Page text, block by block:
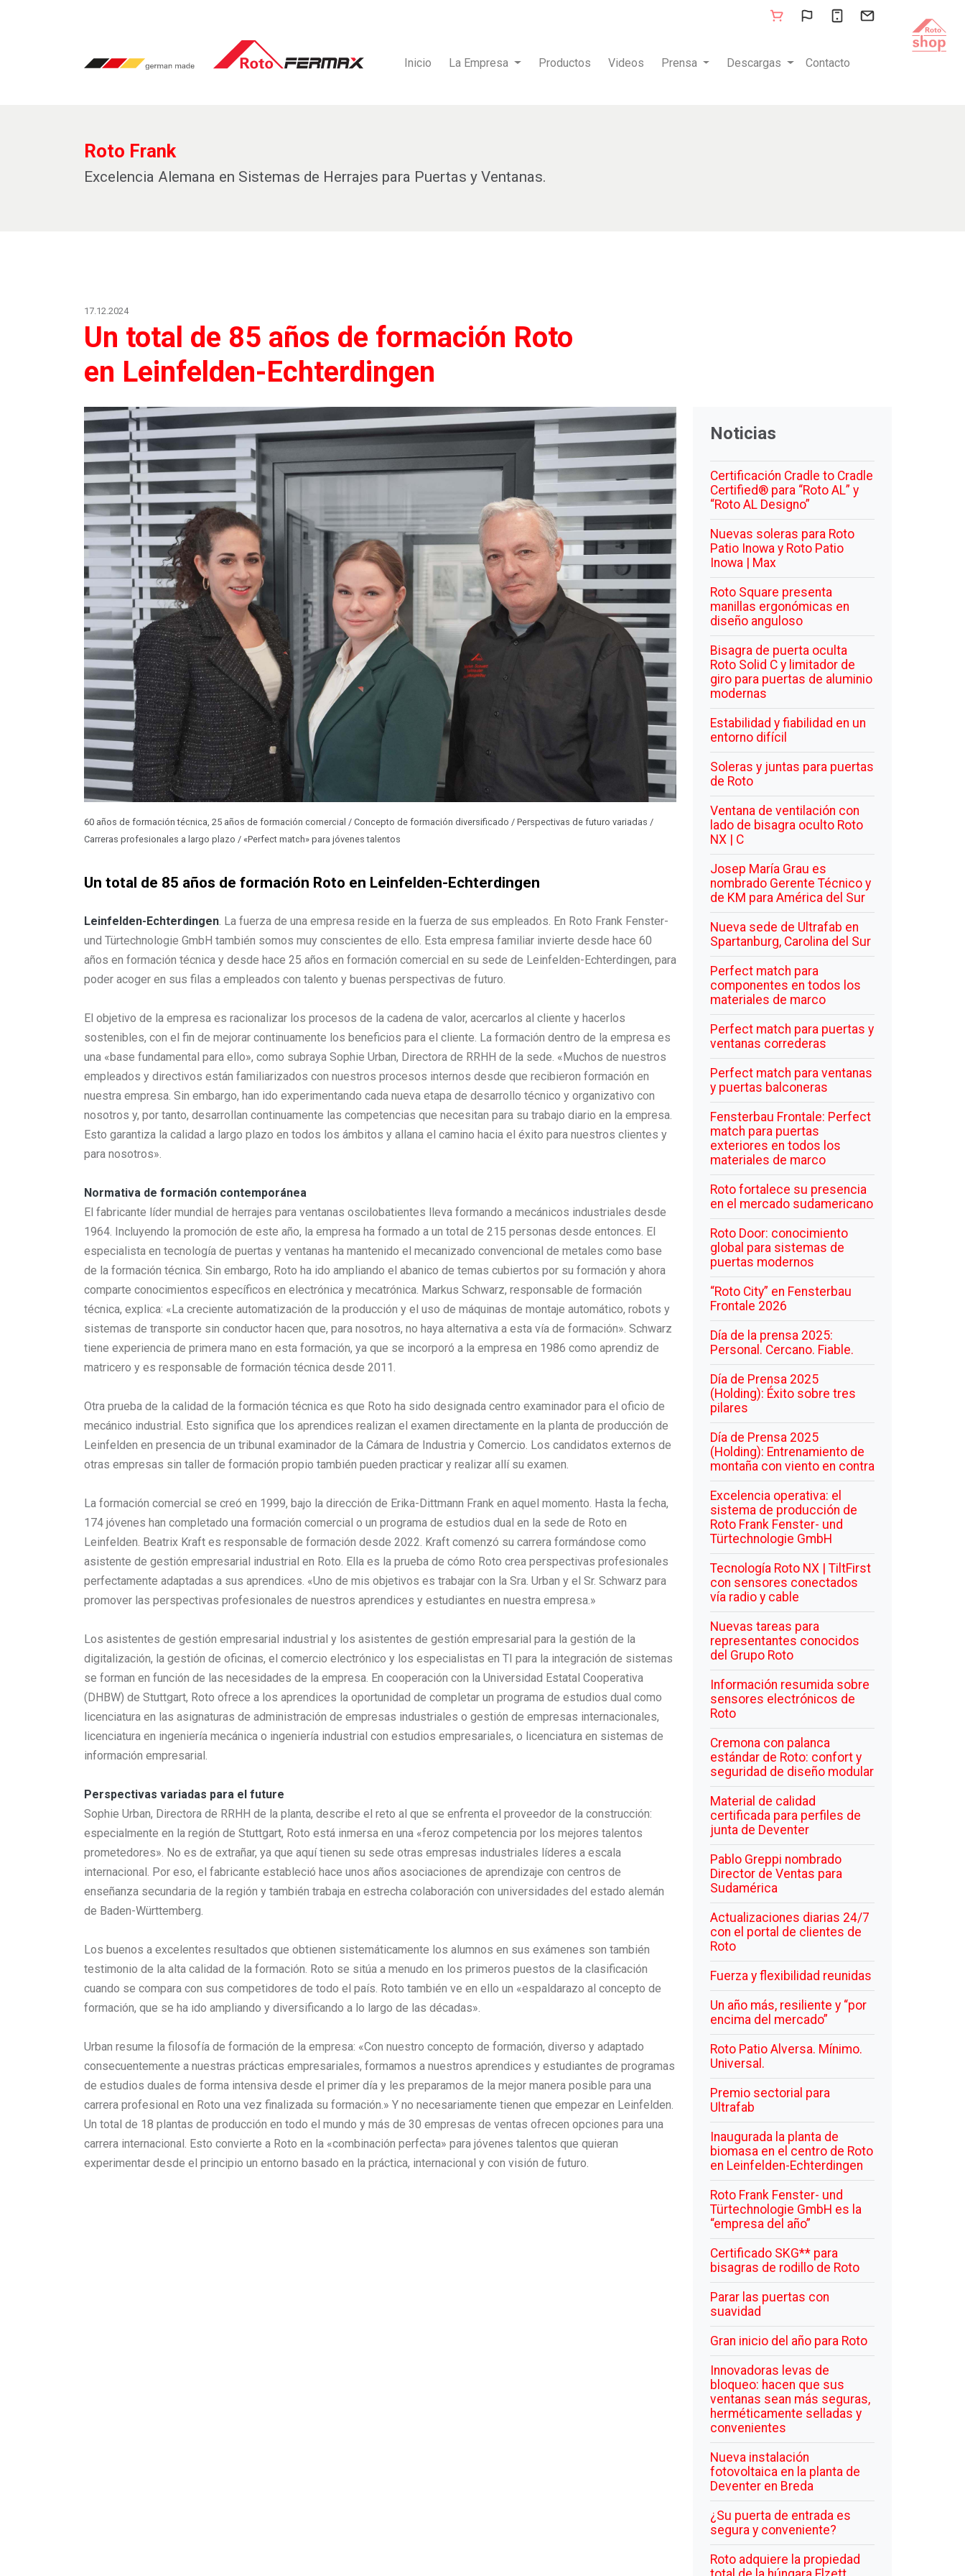
Inicio La Empresa Productos Videos Prensa Descargas Contacto
Roto Frank
Excelencia Alemana en Sistemas de Herrajes para Puertas y Ventanas.
17.12.2024
Un total de 85 años de formación Roto
en Leinfelden-Echterdingen
60 años de formación técnica, 25 años de formación comercial / Concepto de formación diversificado / Perspectivas de futuro variadas /
Carreras profesionales a largo plazo / «Perfect match» para jóvenes talentos
Un total de 85 años de formación Roto en Leinfelden-Echterdingen
Leinfelden-Echterdingen. La fuerza de una empresa reside en la fuerza de sus empleados. En Roto Frank Fenster-
und Türtechnologie GmbH también somos muy conscientes de ello. Esta empresa familiar invierte desde hace 60
años en formación técnica y desde hace 25 años en formación comercial en su sede de Leinfelden-Echterdingen, para
poder acoger en sus filas a empleados con talento y buenas perspectivas de futuro.
El objetivo de la empresa es racionalizar los procesos de la cadena de valor, acercarlos al cliente y hacerlos
sostenibles, con el fin de mejorar continuamente los beneficios para el cliente. La formación dentro de la empresa es
una «base fundamental para ello», como subraya Sophie Urban, Directora de RRHH de la sede. «Muchos de nuestros
empleados y directivos están familiarizados con nuestros procesos internos desde que recibieron formación en
nuestra empresa. Sin embargo, han ido experimentando cada nueva etapa de desarrollo técnico y organizativo con
nosotros y, por tanto, desarrollan continuamente las competencias que necesitan para su trabajo diario en la empresa.
Esto garantiza la calidad a largo plazo en todos los ámbitos y allana el camino hacia el éxito para nuestros clientes y
para nosotros».
Normativa de formación contemporánea
El fabricante líder mundial de herrajes para ventanas oscilobatientes lleva formando a mecánicos industriales desde
1964. Incluyendo la promoción de este año, la empresa ha formado a un total de 215 personas desde entonces. El
especialista en tecnología de puertas y ventanas ha mantenido el mecanizado convencional de metales como base
de la formación técnica. Sin embargo, Roto ha ido ampliando el abanico de temas cubiertos por su formación y ahora
comparte conocimientos específicos en electrónica y mecatrónica. Markus Schwarz, responsable de formación
técnica, explica: «La creciente automatización de la producción y el uso de máquinas de montaje automático, robots y
sistemas de transporte sin conductor hacen que, para nosotros, no haya alternativa a esta vía de formación». Schwarz
tiene experiencia de primera mano en esta formación, ya que se incorporó a la empresa en 1986 como aprendiz de
matricero y es responsable de formación técnica desde 2011.
Otra prueba de la calidad de la formación técnica es que Roto ha sido designada centro examinador para el oficio de
mecánico industrial. Esto significa que los aprendices realizan el examen directamente en la planta de producción de
Leinfelden en presencia de un tribunal examinador de la Cámara de Industria y Comercio. Los candidatos externos de
otras empresas sin taller de formación propio también pueden practicar y realizar allí su examen.
La formación comercial se creó en 1999, bajo la dirección de Erika-Dittmann Frank en aquel momento. Hasta la fecha,
174 jóvenes han completado una formación comercial o un programa de estudios dual en la sede de Roto en
Leinfelden. Beatrix Kraft es responsable de formación desde 2022. Kraft comenzó su carrera formándose como
asistente de gestión empresarial industrial en Roto. Ella es la prueba de cómo Roto crea perspectivas profesionales
perfectamente adaptadas a sus aprendices. «Uno de mis objetivos es trabajar con la Sra. Urban y el Sr. Schwarz para
promover las perspectivas profesionales de nuestros aprendices y estudiantes en nuestra empresa.»
Los asistentes de gestión empresarial industrial y los asistentes de gestión empresarial para la gestión de la
digitalización, la gestión de oficinas, el comercio electrónico y los especialistas en TI para la integración de sistemas
se forman en función de las necesidades de la empresa. En cooperación con la Universidad Estatal Cooperativa
(DHBW) de Stuttgart, Roto ofrece a los aprendices la oportunidad de completar un programa de estudios dual como
licenciatura en las asignaturas de administración de empresas industriales o gestión de empresas internacionales,
licenciatura en ingeniería mecánica o ingeniería industrial con estudios empresariales, o licenciatura en sistemas de
información empresarial.
Perspectivas variadas para el future
Sophie Urban, Directora de RRHH de la planta, describe el reto al que se enfrenta el proveedor de la construcción:
especialmente en la región de Stuttgart, Roto está inmersa en una «feroz competencia por los mejores talentos
prometedores». No es de extrañar, ya que aquí tienen su sede otras empresas industriales líderes a escala
internacional. Por eso, el fabricante estableció hace unos años asociaciones de aprendizaje con centros de
enseñanza secundaria de la región y también trabaja en estrecha colaboración con universidades del estado alemán
de Baden-Württemberg.
Los buenos a excelentes resultados que obtienen sistemáticamente los alumnos en sus exámenes son también
testimonio de la alta calidad de la formación. Roto se sitúa a menudo en los primeros puestos de la clasificación
cuando se compara con sus competidores de todo el país. Roto también ve en ello un «espaldarazo al concepto de
formación, que se ha ido ampliando y diversificando a lo largo de las décadas».
Urban resume la filosofía de formación de la empresa: «Con nuestro concepto de formación, diverso y adaptado
consecuentemente a nuestras prácticas empresariales, formamos a nuestros aprendices y estudiantes de programas
de estudios duales de forma intensiva desde el primer día y les preparamos de la mejor manera posible para una
carrera profesional en Roto una vez finalizada su formación.» Y no necesariamente tienen que empezar en Leinfelden.
Un total de 18 plantas de producción en todo el mundo y más de 30 empresas de ventas ofrecen opciones para una
carrera internacional. Esto convierte a Roto en la «combinación perfecta» para jóvenes talentos que quieran
experimentar desde el principio un entorno basado en la práctica, internacional y con visión de futuro.
Noticias
Certificación Cradle to Cradle
Certified® para “Roto AL” y
“Roto AL Designo”
Nuevas soleras para Roto
Patio Inowa y Roto Patio
Inowa | Max
Roto Square presenta
manillas ergonómicas en
diseño anguloso
Bisagra de puerta oculta
Roto Solid C y limitador de
giro para puertas de aluminio
modernas
Estabilidad y fiabilidad en un
entorno difícil
Soleras y juntas para puertas
de Roto
Ventana de ventilación con
lado de bisagra oculto Roto
NX | C
Josep María Grau es
nombrado Gerente Técnico y
de KM para América del Sur
Nueva sede de Ultrafab en
Spartanburg, Carolina del Sur
Perfect match para
componentes en todos los
materiales de marco
Perfect match para puertas y
ventanas correderas
Perfect match para ventanas
y puertas balconeras
Fensterbau Frontale: Perfect
match para puertas
exteriores en todos los
materiales de marco
Roto fortalece su presencia
en el mercado sudamericano
Roto Door: conocimiento
global para sistemas de
puertas modernos
“Roto City” en Fensterbau
Frontale 2026
Día de la prensa 2025:
Personal. Cercano. Fiable.
Día de Prensa 2025
(Holding): Éxito sobre tres
pilares
Día de Prensa 2025
(Holding): Entrenamiento de
montaña con viento en contra
Excelencia operativa: el
sistema de producción de
Roto Frank Fenster- und
Türtechnologie GmbH
Tecnología Roto NX | TiltFirst
con sensores conectados
vía radio y cable
Nuevas tareas para
representantes conocidos
del Grupo Roto
Información resumida sobre
sensores electrónicos de
Roto
Cremona con palanca
estándar de Roto: confort y
seguridad de diseño modular
Material de calidad
certificada para perfiles de
junta de Deventer
Pablo Greppi nombrado
Director de Ventas para
Sudamérica
Actualizaciones diarias 24/7
con el portal de clientes de
Roto
Fuerza y flexibilidad reunidas
Un año más, resiliente y “por
encima del mercado”
Roto Patio Alversa. Mínimo.
Universal.
Premio sectorial para
Ultrafab
Inaugurada la planta de
biomasa en el centro de Roto
en Leinfelden-Echterdingen
Roto Frank Fenster- und
Türtechnologie GmbH es la
“empresa del año”
Certificado SKG** para
bisagras de rodillo de Roto
Parar las puertas con
suavidad
Gran inicio del año para Roto
Innovadoras levas de
bloqueo: hacen que sus
ventanas sean más seguras,
herméticamente selladas y
convenientes
Nueva instalación
fotovoltaica en la planta de
Deventer en Breda
¿Su puerta de entrada es
segura y conveniente?
Roto adquiere la propiedad